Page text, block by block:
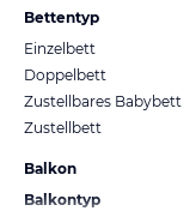
Bettentyp
Einzelbett
Doppelbett
Zustellbares Babybett
Zustellbett
Balkon
Balkontyp